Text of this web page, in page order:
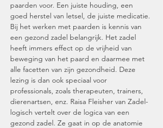
paarden voor. Een juiste houding, een
goed herstel van letsel, de juiste medicatie.
Bij het werken met paarden is kennis van
een gezond zadel belangrijk. Het zadel
heeft immers effect op de vrijheid van
beweging van het paard en daarmee met
alle facetten van zijn gezondheid. Deze
lezing is dan ook speciaal voor
professionals, zoals therapeuten, trainers,
dierenartsen, enz. Raisa Fleisher van Zadel-
logisch vertelt over de logica van een
gezond zadel. Ze gaat in op de anatomie